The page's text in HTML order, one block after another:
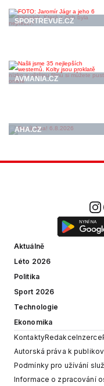
SPORTREVUE.CZ
AVMANIA.CZ
AHA.CZ
Aktuálně
Léto 2026
Politika
Sport 2026
Technologie
Ekonomika
KontaktyRedakceInzerce
Autorská práva k
Podmínky pro užívání
Informace o zpracování